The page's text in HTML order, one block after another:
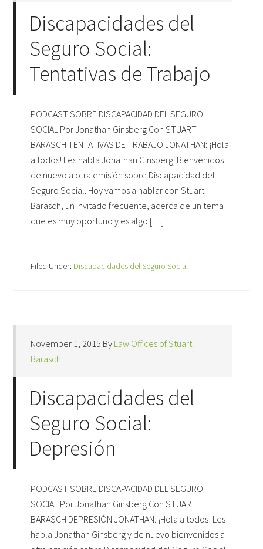
Discapacidades del
Seguro Social:
Tentativas de Trabajo
PODCAST SOBRE DISCAPACIDAD DEL SEGURO
SOCIAL Por Jonathan Ginsberg Con STUART
BARASCH TENTATIVAS DE TRABAJO JONATHAN: ¡Hola
a todos! Les habla Jonathan Ginsberg. Bienvenidos
de nuevo a otra emisión sobre Discapacidad del
Seguro Social. Hoy vamos a hablar con Stuart
Barasch, un invitado frecuente, acerca de un tema
que es muy oportuno y es algo […]
Filed Under: Discapacidades del Seguro Social
November 1, 2015 By Law Offices of Stuart
Barasch
Discapacidades del
Seguro Social:
Depresión
PODCAST SOBRE DISCAPACIDAD DEL SEGURO
SOCIAL Por Jonathan Ginsberg Con STUART
BARASCH DEPRESIÓN JONATHAN: ¡Hola a todos! Les
habla Jonathan Ginsberg y de nuevo bienvenidos a